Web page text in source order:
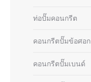
ท่อปั๊มคอนกรีต
คอนกรีตปั๊มข้อศอก
คอนกรีตปั๊มเบนด์